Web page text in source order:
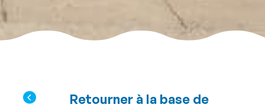
Retourner à la base de